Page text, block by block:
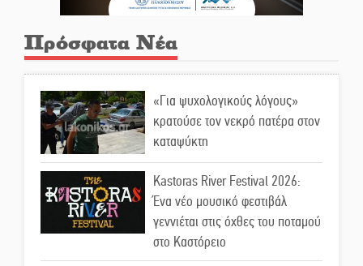
Πρόσφατα Νέα
«Για ψυχολογικούς λόγους»
κρατούσε τον νεκρό πατέρα στον
καταψύκτη
Kastoras River Festival 2026:
Ένα νέο μουσικό φεστιβάλ
γεννιέται στις όχθες του ποταμού
στο Καστόρειο